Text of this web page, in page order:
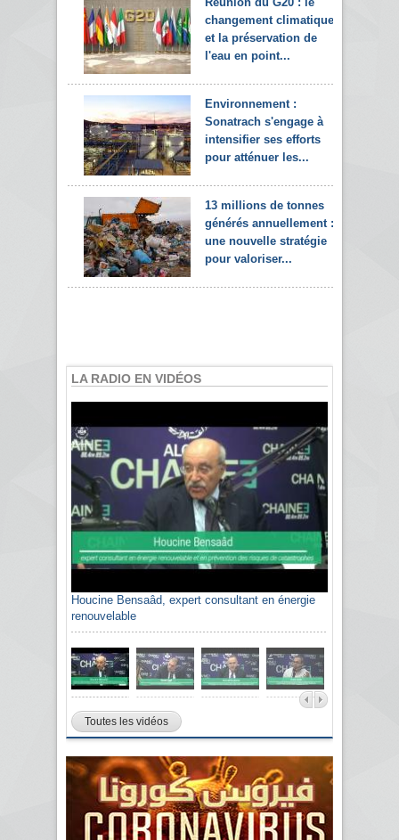
changement climatique
et la préservation de
l'eau en point...
Environnement :
Sonatrach s'engage à
intensifier ses efforts
pour atténuer les...
13 millions de tonnes
générés annuellement :
une nouvelle stratégie
pour valoriser...
LA RADIO EN VIDÉOS
Houcine Bensaâd, expert consultant en énergie
renouvelable
Toutes les vidéos